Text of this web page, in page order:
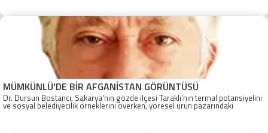
MÜMKÜNLÜ'DE BİR AFGANİSTAN GÖRÜNTÜSÜ
Dr. Dursun Bostancı, Sakarya'nın gözde ilçesi Taraklı'nın termal potansiyelini
ve sosyal belediyecilik örneklerini överken, yöresel ürün pazarındaki
'Afganistan'ı andıran çirkin görüntüye dikkat çekiyor ve acil çözüm çağrısı